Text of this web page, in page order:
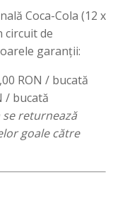
Coca-Cola (12 x
circuit de
garanții:
RON / bucată
/ bucată
returnează
goale către